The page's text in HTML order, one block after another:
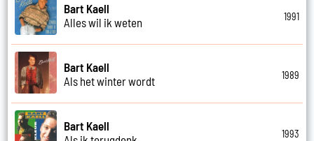
Bart Kaell
Alles wil ik weten
1991
Bart Kaell
Als het winter wordt
1989
Bart Kaell
1993